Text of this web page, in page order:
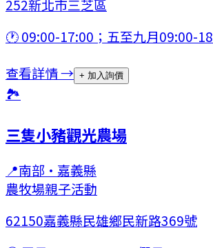
252新北市三芝區
🕐09:00-17:00；五至九月09:00-
查看詳情 → + 加入詢價
🏞
三隻小豬觀光農場
📍南部 · 嘉義縣
農牧場親子活動
62150嘉義縣民雄鄉民新路369號